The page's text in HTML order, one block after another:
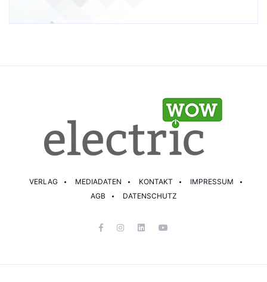
VERLAG MEDIADATEN KONTAKT
IMPRESSUM
AGB
DATENSCHUTZ